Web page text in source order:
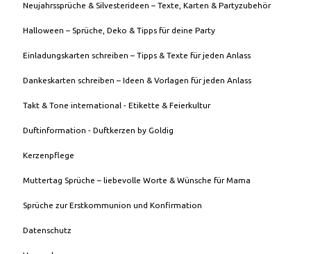
Neujahrssprüche & Silvesterideen – Texte, Karten & Partyzubehör
Halloween – Sprüche, Deko & Tipps für deine Party
Einladungskarten schreiben – Tipps & Texte für jeden Anlass
Dankeskarten schreiben – Ideen & Vorlagen für jeden Anlass
Takt & Tone international - Etikette & Feierkultur
Duftinformation - Duftkerzen by Goldig
Kerzenpflege
Muttertag Sprüche – liebevolle Worte & Wünsche für Mama
Sprüche zur Erstkommunion und Konfirmation
Datenschutz